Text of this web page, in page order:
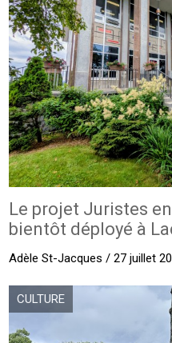
Le projet Juristes
bientôt déployé à
Adèle St-Jacques / 27 juillet
CULTURE